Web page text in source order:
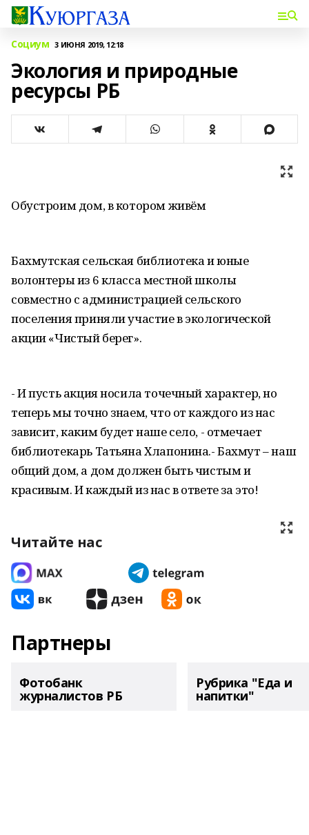
Социум 3 ИЮНЯ 2019, 12:18
Экология и природные
ресурсы РБ
Обустроим дом, в котором живём
Бахмутская сельская библиотека и юные
волонтеры из 6 класса местной школы
совместно с администрацией сельского
поселения приняли участие в экологической
акции «Чистый берег».
- И пусть акция носила точечный характер, но
теперь мы точно знаем, что от каждого из нас
зависит, каким будет наше село, - отмечает
библиотекарь Татьяна Хлапонина.- Бахмут – наш
общий дом, а дом должен быть чистым и
красивым. И каждый из нас в ответе за это!
Читайте нас
Партнеры
Фотобанк
журналистов РБ
Рубрика "Еда и
напитки"